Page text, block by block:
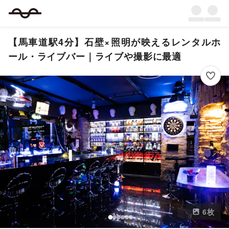
【馬車道駅4分】石壁×照明が映えるレンタルホ
ール・ライブバー｜ライブや撮影に最適
6枚